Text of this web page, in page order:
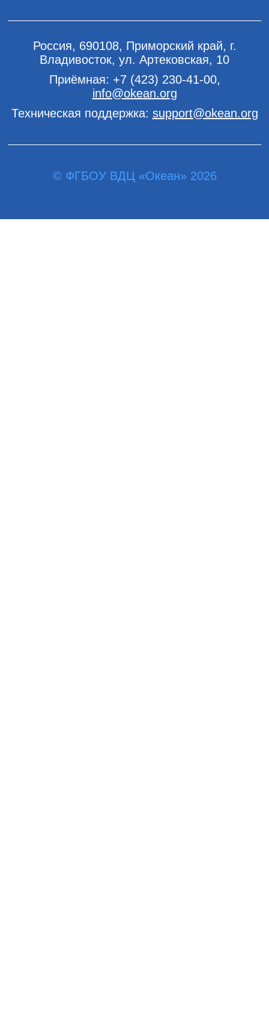
Россия, 690108, Приморский край, г.
Владивосток, ул. Артековская, 10
Приёмная: +7 (423) 230-41-00,
info@okean.org
Техническая поддержка: support@okean.org
© ФГБОУ ВДЦ «Океан» 2026